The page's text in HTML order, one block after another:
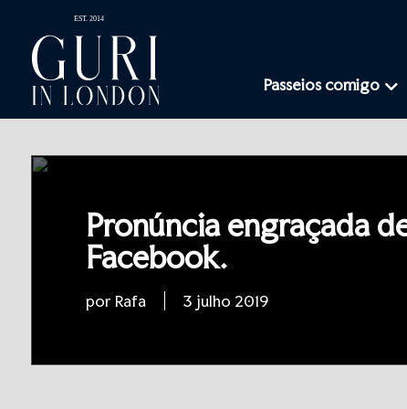
Passeios comigo
Pronúncia engraçada
Facebook.
por Rafa 3 julho 2019